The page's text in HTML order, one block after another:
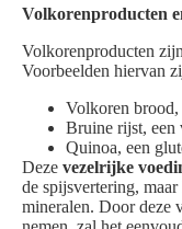
Volkorenproducten
Volkorenproducten
Voorbeelden hiervan
Volkoren brood,
Bruine rijst, een
Quinoa, een
Deze vezelrijke
de spijsvertering,
mineralen. Door deze